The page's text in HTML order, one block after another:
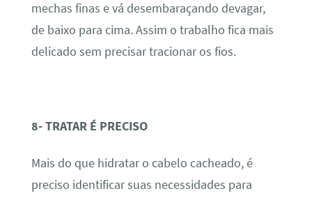
mechas finas e vá desembaraçando devagar,
de baixo para cima. Assim o trabalho fica mais
delicado sem precisar tracionar os fios.
8- TRATAR É PRECISO
Mais do que hidratar o cabelo cacheado, é
preciso identificar suas necessidades para